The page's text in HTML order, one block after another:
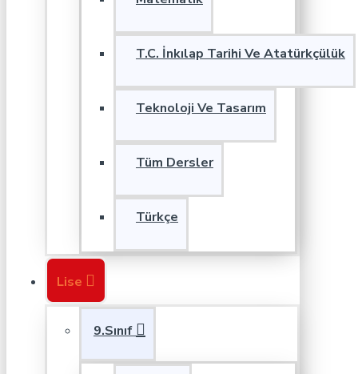
T.C. İnkılap Tarihi Ve Atatürkçülük
Teknoloji Ve Tasarım
Tüm Dersler
Türkçe
Lise
9.Sınıf